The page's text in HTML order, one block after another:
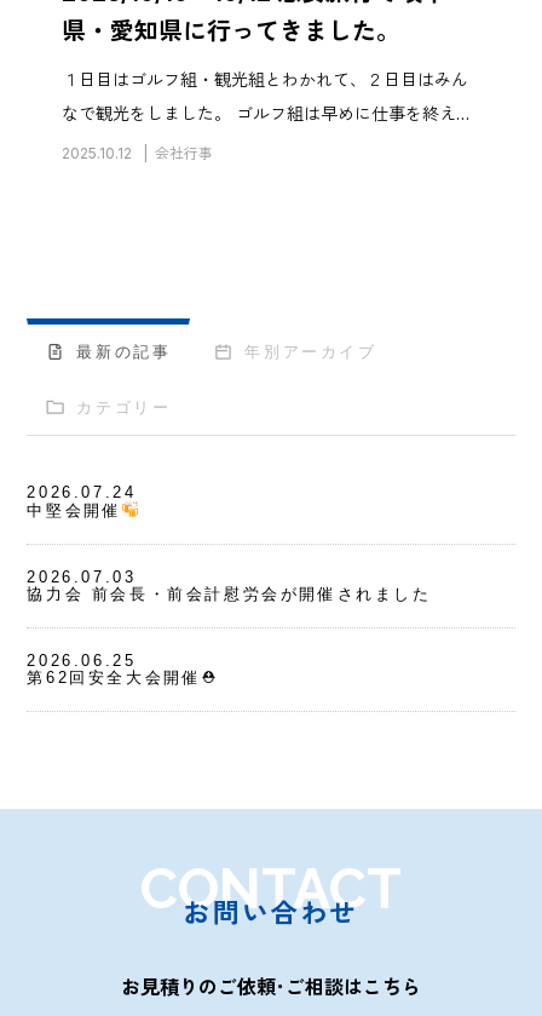
県・愛知県に行ってきました。
１日目はゴルフ組・観光組とわかれて、２日目はみん
なで観光をしました。 ゴルフ組は早めに仕事を終え、
前乗りで 多治見駅近くのホテルへ宿泊しました。 ホテ
2025.10.12 会社行事
最新の記事 年別アーカイブ
カテゴリー
2026.07.24
中堅会開催
2026.07.03
協力会 前会長・前会計慰労会が開催されました
2026.06.25
第62回安全大会開催⛑
CONTACT
お問い合わせ
お見積りのご依頼･ご相談はこちら